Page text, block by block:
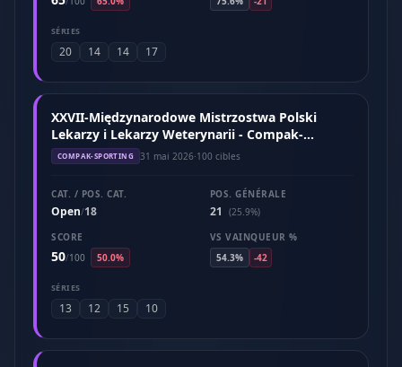
SÉRIES
20 14 14 17
XXVII-Międzynarodowe Mistrzostwa Polski
Lekarzy i Lekarzy Weterynarii - Compak-
Sporting (Maj 2026)
COMPAK-SPORTING 31 mai 2026·100 cibles
CAT. / POS. CAT.
Open/18
POS. GÉNÉRALE
21
(25.9%)
SCORE
50/100 50.0%
VS VAINQUEUR %
54.3%
-42
SÉRIES
13 12 15 10